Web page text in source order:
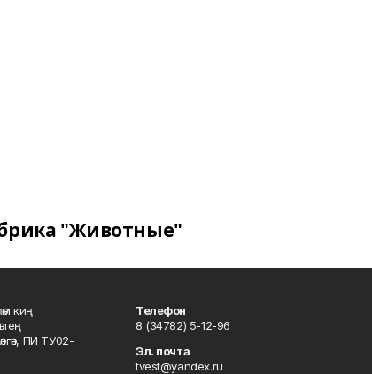
"Животные"
киң
ПИ ТУ02-
Телефон
8 (34782) 5-12-96
Эл. почта
tvest@yandex.ru